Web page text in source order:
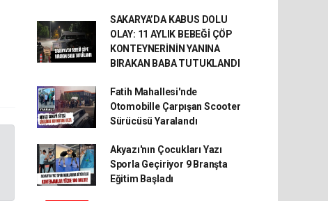
SAKARYA’DA KABUS DOLU
OLAY: 11 AYLIK BEBEĞİ ÇÖP
KONTEYNERİNİN YANINA
BIRAKAN BABA TUTUKLANDI
Fatih Mahallesi'nde
Otomobille Çarpışan Scooter
Sürücüsü Yaralandı
Akyazı'nın Çocukları Yazı
Sporla Geçiriyor 9 Branşta
Eğitim Başladı